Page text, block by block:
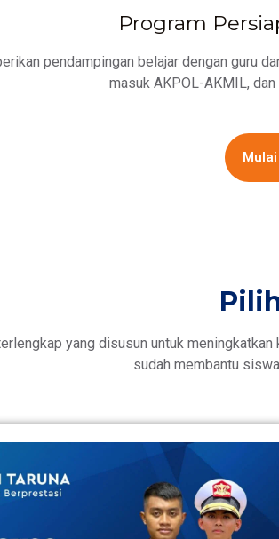
Program
pendampingan belajar dengan guru
masuk AKPOL-AKMIL,
yang disusun untuk
sudah membantu